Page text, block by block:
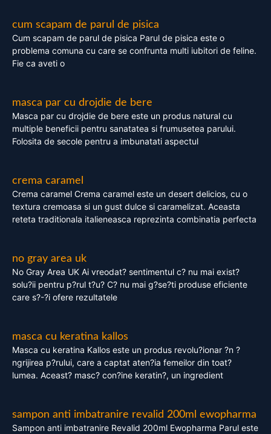
cum scapam de parul de pisica
Cum scapam de parul de pisica Parul de pisica este o
problema comuna cu care se confrunta multi iubitori de feline.
Fie ca aveti o
masca par cu drojdie de bere
Masca par cu drojdie de bere este un produs natural cu
multiple beneficii pentru sanatatea si frumusetea parului.
Folosita de secole pentru a imbunatati aspectul
crema caramel
Crema caramel Crema caramel este un desert delicios, cu o
textura cremoasa si un gust dulce si caramelizat. Aceasta
reteta traditionala italieneasca reprezinta combinatia perfecta
no gray area uk
No Gray Area UK Ai vreodat? sentimentul c? nu mai exist?
solu?ii pentru p?rul t?u? C? nu mai g?se?ti produse eficiente
care s?-?i ofere rezultatele
masca cu keratina kallos
Masca cu keratina Kallos este un produs revolu?ionar ?n ?
ngrijirea p?rului, care a captat aten?ia femeilor din toat?
lumea. Aceast? masc? con?ine keratin?, un ingredient
sampon anti imbatranire revalid 200ml ewopharma
Sampon anti imbatranire Revalid 200ml Ewopharma Parul este